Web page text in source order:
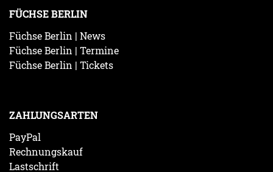
FÜCHSE BERLIN
Füchse Berlin | News
Füchse Berlin | Termine
Füchse Berlin | Tickets
ZAHLUNGSARTEN
PayPal
Rechnungskauf
Lastschrift